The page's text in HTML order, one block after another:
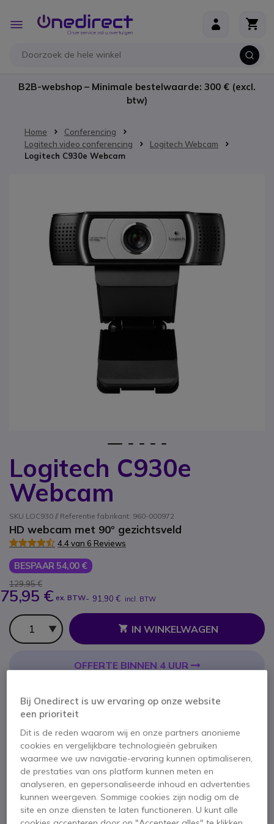
Toggle
Nav
B2B-webshop – Minimale bestelwaarde: 300 € (excl.
btw)
Home
Conferencing
Logitech video conferencing
Logitech Webcam
Logitech C930e Webcam
Logitech C930e
Webcam
SKU LOC930 // Referentie fabrikant: 960-000972
HD webcam met 90º gezichtsveld
4.4 van 6 Reviews
BESPAAR 54,00 €
129,95 €
75,95 € ex. BTW- 91,90 € incl. BTW
Aantal
IN WINKELWAGEN
OFFERTE BINNEN 4 UUR
100+ producten in platformvoorraad
2 jaarFabrieksgarantie
Ga naar het begin van de afbeeldingen-gallerij
Bij Onedirect is uw ervaring op onze website
een prioriteit
Dit is de reden waarom wij en onze partners anonieme
cookies en vergelijkbare technologieën gebruiken
waarmee we uw navigatie-ervaring kunnen optimaliseren,
de prestaties van ons platform kunnen meten en
analyseren, en gepersonaliseerde inhoud en advertenties
kunnen weergeven. Sommige cookies zijn nodig om de
site en onze diensten te laten functioneren. U kunt alle